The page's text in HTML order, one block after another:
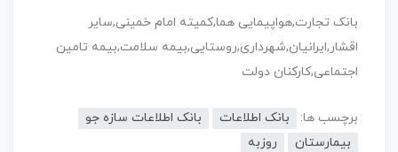
بانک تجارت,هواپیمایی هما,کمیته امام خمینی,سایر
اقشار,ایرانیان,شهرداری,روستایی,بیمه سلامت,بیمه تامین
اجتماعی,کارکنان دولت
برچسب ها: بانک اطلاعات
بانک اطلاعات سازه جو
بیمارستان
روزبه